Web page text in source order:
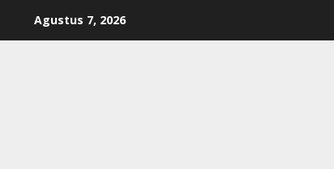
Agustus 7, 2026